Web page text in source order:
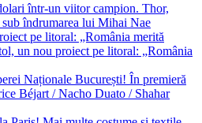
într-un viitor campion. Thor,
îndrumarea lui Mihai Nae
pe litoral: „România merită
un nou proiect pe litoral: „România
Naționale București! În premieră
Béjart / Nacho Duato / Shahar